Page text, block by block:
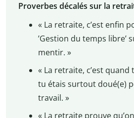
Proverbes décalés sur la
« La retraite, c’est enfin
’Gestion du temps libre’
mentir. »
« La retraite, c’est
tu étais surtout doué(e)
travail. »
« La retraite prouve